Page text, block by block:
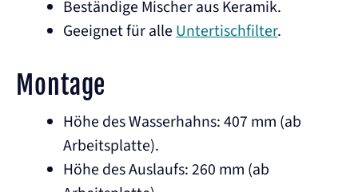
Beständige Mischer aus Keramik.
Geeignet für alleUntertischfilter.
Montage
Höhe des Wasserhahns: 407 mm (ab
Arbeitsplatte).
Höhe des Auslaufs: 260 mm (ab